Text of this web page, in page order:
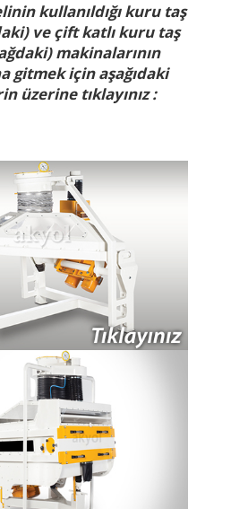
kullanıldığı kuru taş
ve çift katlı kuru taş
makinalarının
gitmek için aşağıdaki
üzerine tıklayınız :